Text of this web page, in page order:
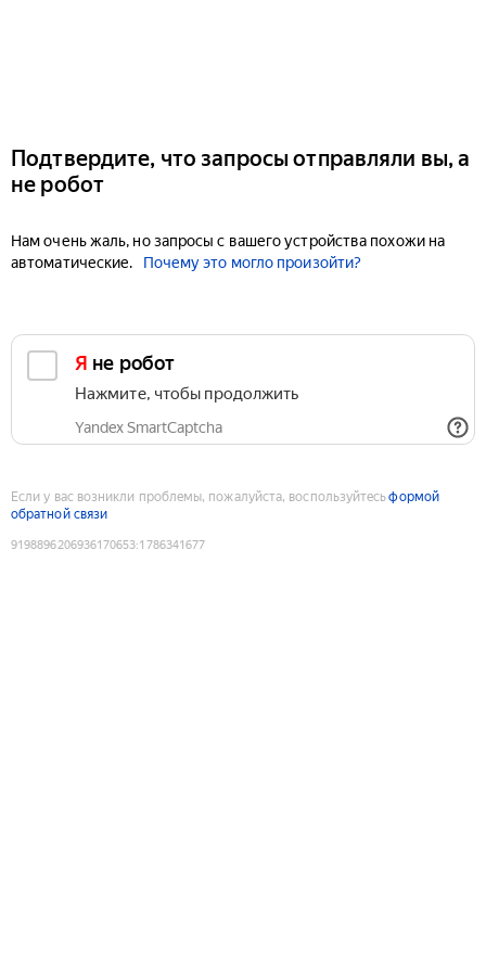
Подтвердите, что запросы отправляли вы, а
не робот
Нам очень жаль, но запросы с вашего устройства похожи на
автоматические.
Почему это могло произойти?
Я не робот
Нажмите, чтобы продолжить
Yandex SmartCaptcha
Если у вас возникли проблемы, пожалуйста, воспользуйтесьформой
обратной связи
9198896206936170653:1786341677